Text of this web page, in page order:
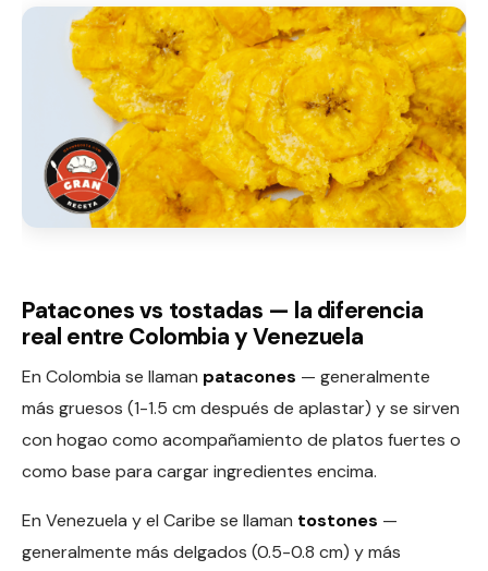
Patacones vs tostadas — la diferencia
real entre Colombia y Venezuela
En Colombia se llaman patacones — generalmente
más gruesos (1-1.5 cm después de aplastar) y se sirven
con hogao como acompañamiento de platos fuertes o
como base para cargar ingredientes encima.
En Venezuela y el Caribe se llaman tostones —
generalmente más delgados (0.5-0.8 cm) y más